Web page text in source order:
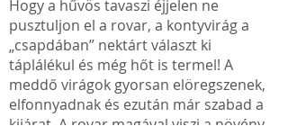
Hogy a hűvös tavaszi éjjelen ne
pusztuljon el a rovar, a kontyvirág a
„csapdában” nektárt választ ki
táplálékul és még hőt is termel! A
meddő virágok gyorsan elöregszenek,
elfonnyadnak és ezután már szabad a
kijárat. A rovar magával viszi a növény